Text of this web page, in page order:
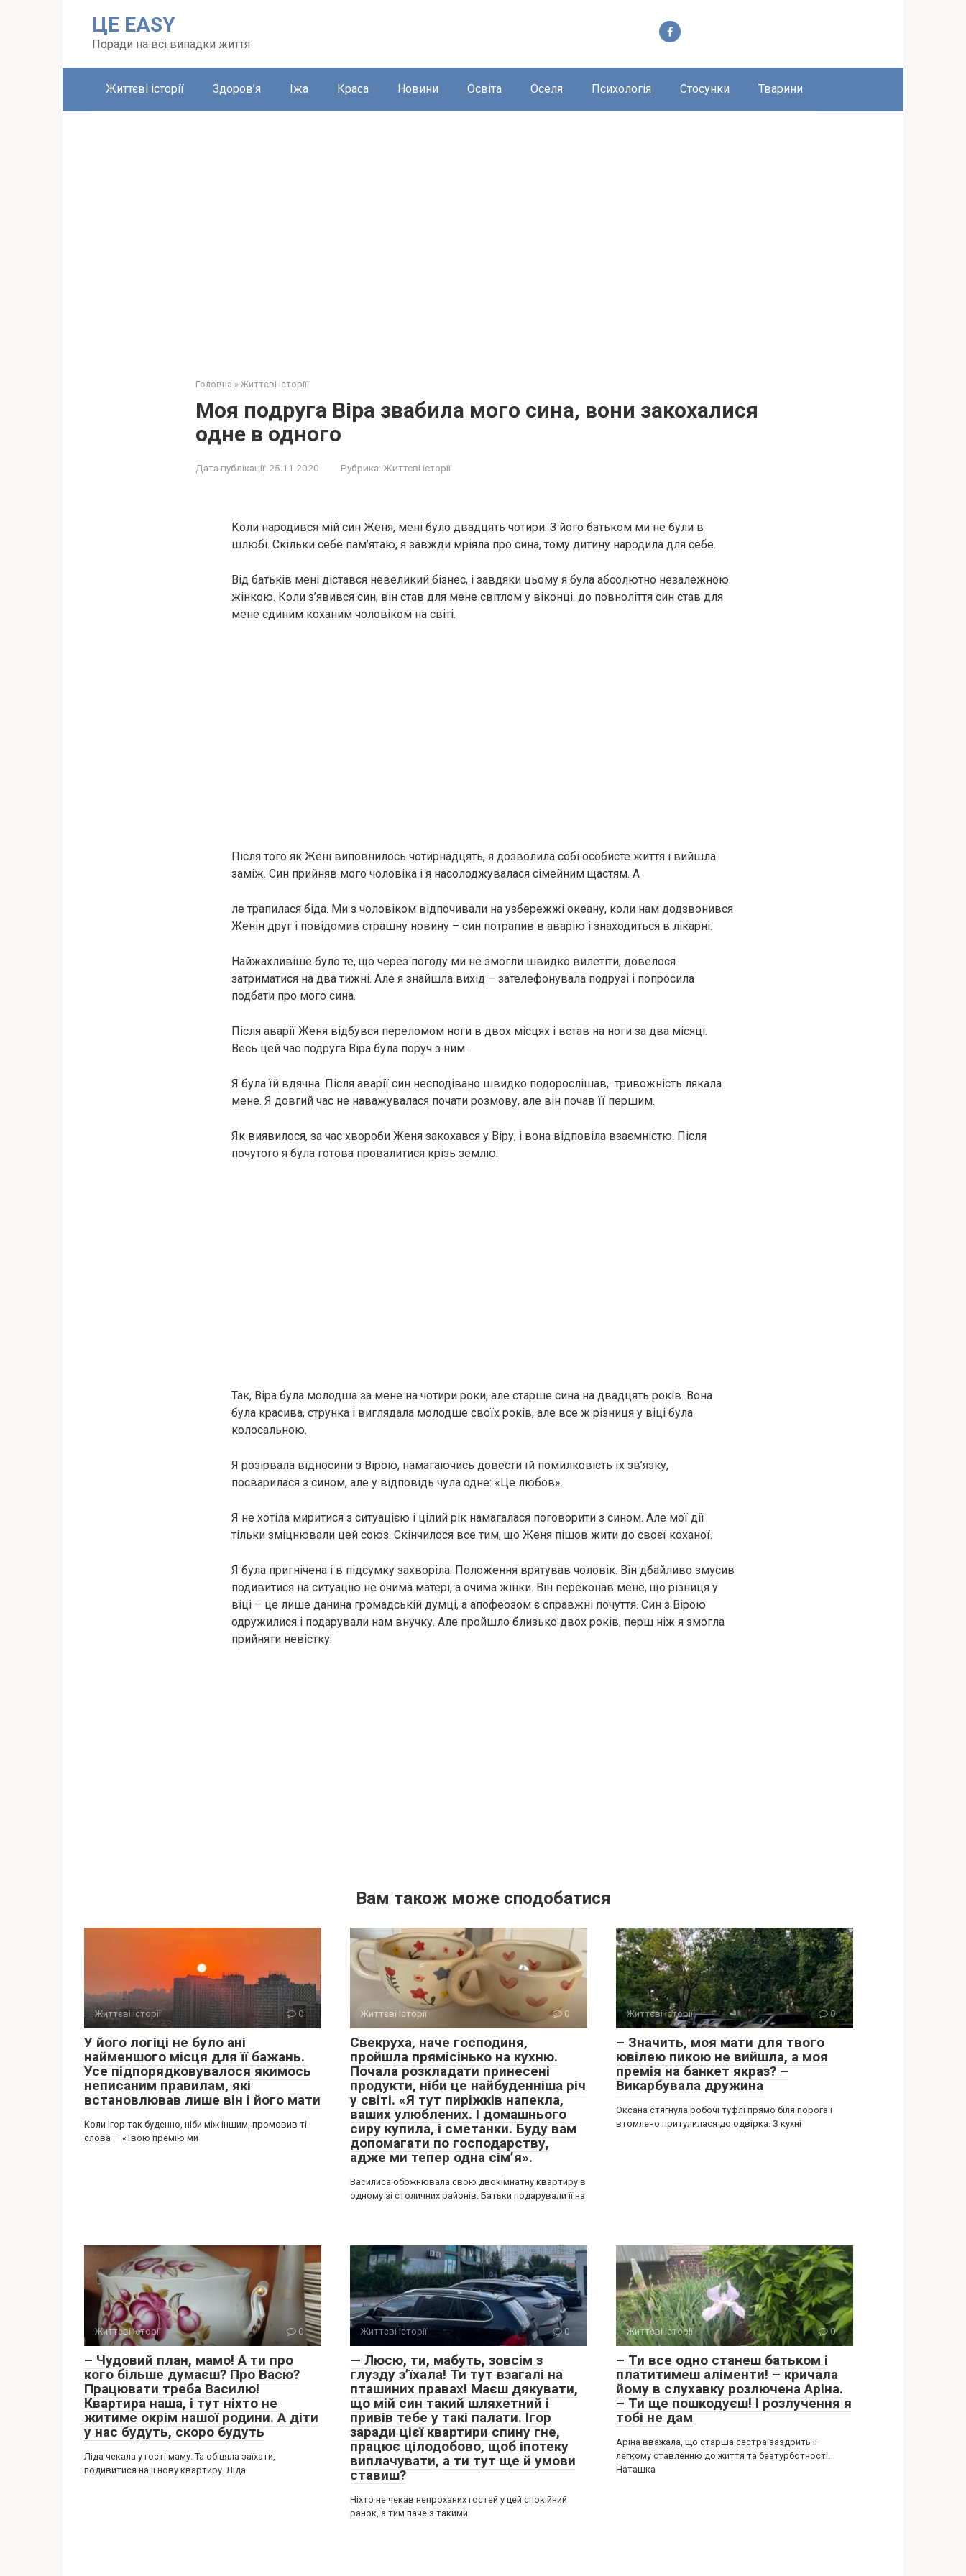
ЦЕ EASY
Поради на всі випадки життя
Життєві історії Здоров’я Їжа Краса Новини Освіта Оселя Психологія Стосунки Тварини
Головна » Життєві історії
Моя подруга Віра звабила мого сина, вони закохалися
одне в одного
Дата публікації: 25.11.2020 Рубрика: Життєві історії
Коли народився мій син Женя, мені було двадцять чотири. З його батьком ми не були в
шлюбі. Скільки себе пам’ятаю, я завжди мріяла про сина, тому дитину народила для себе.
Від батьків мені дістався невеликий бізнес, і завдяки цьому я була абсолютно незалежною
жінкою. Коли з’явився син, він став для мене світлом у віконці. до повноліття син став для
мене єдиним коханим чоловіком на світі.
Після того як Жені виповнилось чотирнадцять, я дозволила собі особисте життя і вийшла
заміж. Син прийняв мого чоловіка і я насолоджувалася сімейним щастям. А
ле трапилася біда. Ми з чоловіком відпочивали на узбережжі океану, коли нам додзвонився
Женін друг і повідомив страшну новину – син потрапив в аварію і знаходиться в лікарні.
Найжахливіше було те, що через погоду ми не змогли швидко вилетіти, довелося
затриматися на два тижні. Але я знайшла вихід – зателефонувала подрузі і попросила
подбати про мого сина.
Після аварії Женя відбувся переломом ноги в двох місцях і встав на ноги за два місяці.
Весь цей час подруга Віра була поруч з ним.
Я була їй вдячна. Після аварії син несподівано швидко подорослішав, тривожність лякала
мене. Я довгий час не наважувалася почати розмову, але він почав її першим.
Як виявилося, за час хвороби Женя закохався у Віру, і вона відповіла взаємністю. Після
почутого я була готова провалитися крізь землю.
Так, Віра була молодша за мене на чотири роки, але старше сина на двадцять років. Вона
була красива, струнка і виглядала молодше своїх років, але все ж різниця у віці була
колосальною.
Я розірвала відносини з Вірою, намагаючись довести їй помилковість їх зв’язку,
посварилася з сином, але у відповідь чула одне: «Це любов».
Я не хотіла миритися з ситуацією і цілий рік намагалася поговорити з сином. Але мої дії
тільки зміцнювали цей союз. Скінчилося все тим, що Женя пішов жити до своєї коханої.
Я була пригнічена і в підсумку захворіла. Положення врятував чоловік. Він дбайливо змусив
подивитися на ситуацію не очима матері, а очима жінки. Він переконав мене, що різниця у
віці – це лише данина громадській думці, а апофеозом є справжні почуття. Син з Вірою
одружилися і подарували нам внучку. Але пройшло близько двох років, перш ніж я змогла
прийняти невістку.
Вам також може сподобатися
Життєві історії 0
У його логіці не було ані
найменшого місця для її бажань.
Усе підпорядковувалося якимось
неписаним правилам, які
встановлював лише він і його мати
Коли Ігор так буденно, ніби між іншим, промовив ті
слова — «Твою премію ми
Життєві історії 0
Свекруха, наче господиня,
пройшла прямісінько на кухню.
Почала розкладати принесені
продукти, ніби це найбуденніша річ
у світі. «Я тут пиріжків напекла,
ваших улюблених. І домашнього
сиру купила, і сметанки. Буду вам
допомагати по господарству,
адже ми тепер одна сім’я».
Василиса обожнювала свою двокімнатну квартиру в
одному зі столичних районів. Батьки подарували її на
Життєві історії 0
– Значить, моя мати для твого
ювілею пикою не вийшла, а моя
премія на банкет якраз? –
Викарбувала дружина
Оксана стягнула робочі туфлі прямо біля порога і
втомлено притулилася до одвірка. З кухні
Життєві історії 0
– Чудовий план, мамо! А ти про
кого більше думаєш? Про Васю?
Працювати треба Василю!
Квартира наша, і тут ніхто не
житиме окрім нашої родини. А діти
у нас будуть, скоро будуть
Ліда чекала у гості маму. Та обіцяла заїхати,
подивитися на її нову квартиру. Ліда
Життєві історії 0
— Люсю, ти, мабуть, зовсім з
глузду з’їхала! Ти тут взагалі на
пташиних правах! Маєш дякувати,
що мій син такий шляхетний і
привів тебе у такі палати. Ігор
заради цієї квартири спину гне,
працює цілодобово, щоб іпотеку
виплачувати, а ти тут ще й умови
ставиш?
Ніхто не чекав непроханих гостей у цей спокійний
ранок, а тим паче з такими
Життєві історії 0
– Ти все одно станеш батьком і
платитимеш аліменти! – кричала
йому в слухавку розлючена Аріна.
– Ти ще пошкодуєш! І розлучення я
тобі не дам
Аріна вважала, що старша сестра заздрить її
легкому ставленню до життя та безтурботності.
Наташка